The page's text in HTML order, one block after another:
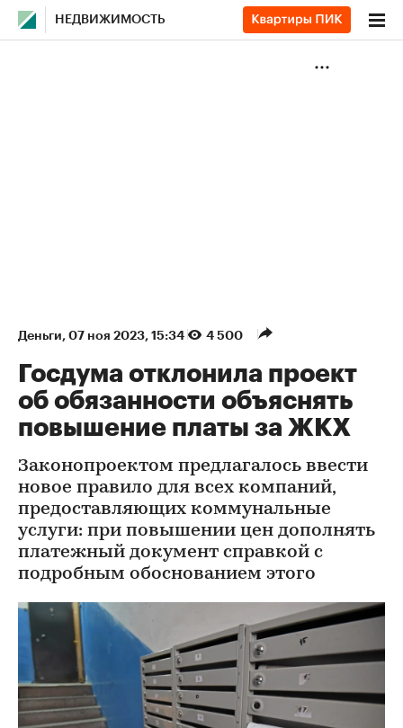
НЕДВИЖИМОСТЬ
Деньги⁠, 07 ноя 2023, 15:34 4 500
Госдума отклонила проект
об обязанности объяснять
повышение платы за ЖКХ
Законопроектом предлагалось ввести
новое правило для всех компаний,
предоставляющих коммунальные
услуги: при повышении цен дополнять
платежный документ справкой с
подробным обоснованием этого